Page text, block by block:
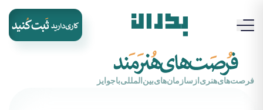
‌فرصت‌های‌هنری‌از‌سازمان‌های‌بین‌المللی‌با‌جوایز